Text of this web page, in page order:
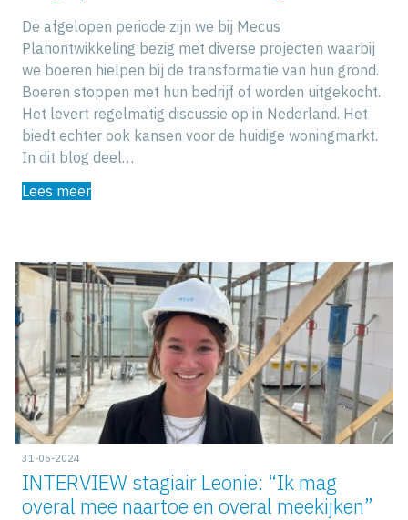
De afgelopen periode zijn we bij Mecus
Planontwikkeling bezig met diverse projecten waarbij
we boeren hielpen bij de transformatie van hun grond.
Boeren stoppen met hun bedrijf of worden uitgekocht.
Het levert regelmatig discussie op in Nederland. Het
biedt echter ook kansen voor de huidige woningmarkt.
In dit blog deel…
Lees meer
31-05-2024
INTERVIEW stagiair Leonie: “Ik mag
overal mee naartoe en overal meekijken”